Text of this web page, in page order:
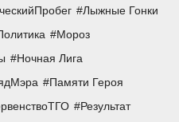
Лыжные Гонки
Мороз
Ночная Лига
Памяти Героя
Результат